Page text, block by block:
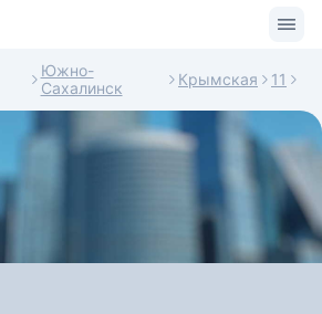
Южно-
Сахалинск
Крымская 11